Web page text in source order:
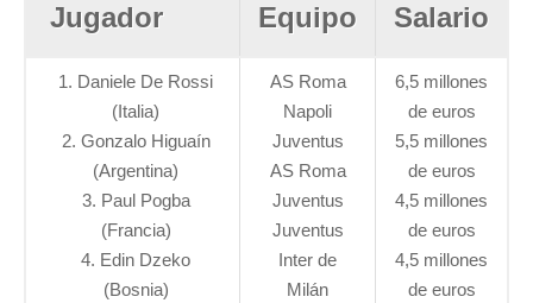
Jugador Equipo Salario
1. Daniele De Rossi
(Italia)
2. Gonzalo Higuaín
(Argentina)
3. Paul Pogba
(Francia)
4. Edin Dzeko
(Bosnia)
AS Roma
Napoli
Juventus
AS Roma
Juventus
Juventus
Inter de
Milán
6,5 millones
de euros
5,5 millones
de euros
4,5 millones
de euros
4,5 millones
de euros